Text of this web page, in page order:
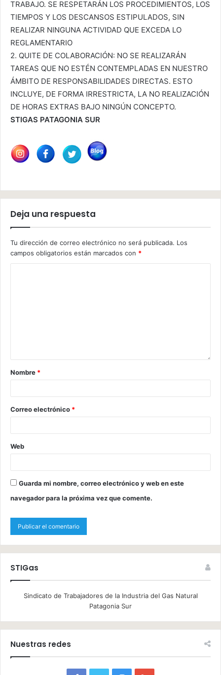
TRABAJO. SE RESPETARÁN LOS PROCEDIMIENTOS, LOS
TIEMPOS Y LOS DESCANSOS ESTIPULADOS, SIN
REALIZAR NINGUNA ACTIVIDAD QUE EXCEDA LO
REGLAMENTARIO
2. QUITE DE COLABORACIÓN: NO SE REALIZARÁN
TAREAS QUE NO ESTÉN CONTEMPLADAS EN NUESTRO
ÁMBITO DE RESPONSABILIDADES DIRECTAS. ESTO
INCLUYE, DE FORMA IRRESTRICTA, LA NO REALIZACIÓN
DE HORAS EXTRAS BAJO NINGÚN CONCEPTO.
STIGAS PATAGONIA SUR
Deja una respuesta
Tu dirección de correo electrónico no será publicada. Los
campos obligatorios están marcados con *
Nombre *
Correo electrónico *
Web
Guarda mi nombre, correo electrónico y web en este
navegador para la próxima vez que comente.
STIGas
Sindicato de Trabajadores de la Industria del Gas Natural
Patagonia Sur
Nuestras redes